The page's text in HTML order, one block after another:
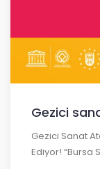
Gezici
Gezici Sanat
Ediyor! “Bursa